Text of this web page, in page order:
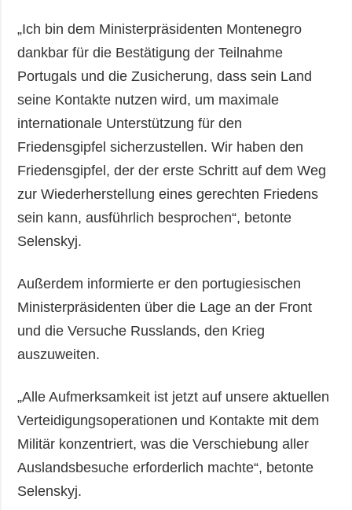
„Ich bin dem Ministerpräsidenten Montenegro
dankbar für die Bestätigung der Teilnahme
Portugals und die Zusicherung, dass sein Land
seine Kontakte nutzen wird, um maximale
internationale Unterstützung für den
Friedensgipfel sicherzustellen. Wir haben den
Friedensgipfel, der der erste Schritt auf dem Weg
zur Wiederherstellung eines gerechten Friedens
sein kann, ausführlich besprochen“, betonte
Selenskyj.
Außerdem informierte er den portugiesischen
Ministerpräsidenten über die Lage an der Front
und die Versuche Russlands, den Krieg
auszuweiten.
„Alle Aufmerksamkeit ist jetzt auf unsere aktuellen
Verteidigungsoperationen und Kontakte mit dem
Militär konzentriert, was die Verschiebung aller
Auslandsbesuche erforderlich machte“, betonte
Selenskyj.